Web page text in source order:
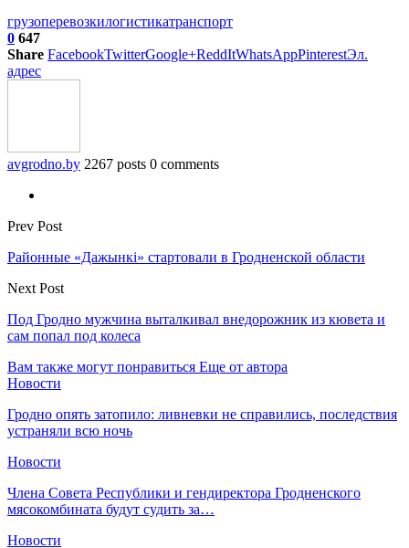
грузоперевозкилогистикатранспорт
0 647
Share FacebookTwitterGoogle+ReddItWhatsAppPinterestЭл.
адрес
avgrodno.by 2267 posts 0 comments
Prev Post
Районные «Дажынкi» стартовали в Гродненской области
Next Post
Под Гродно мужчина выталкивал внедорожник из кювета и
сам попал под колеса
Вам также могут понравиться Еще от автора
Новости
Гродно опять затопило: ливневки не справились, последствия
устраняли всю ночь
Новости
Члена Совета Республики и гендиректора Гродненского
мясокомбината будут судить за…
Новости